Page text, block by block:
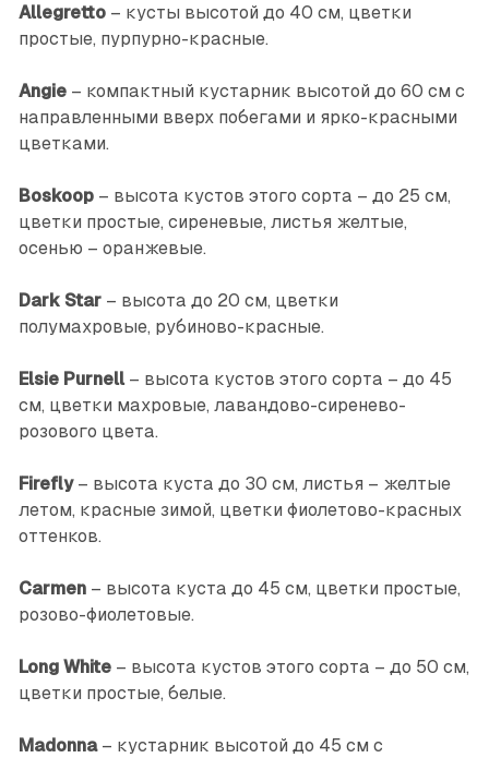
Allegretto– кусты высотой до 40 см, цветки
простые, пурпурно-красные.
Angie– компактный кустарник высотой до 60 см с
направленными вверх побегами и ярко-красными
цветками.
Boskoop– высота кустов этого сорта – до 25 см,
цветки простые, сиреневые, листья желтые,
осенью – оранжевые.
Dark Star– высота до 20 см, цветки
полумахровые, рубиново-красные.
Elsie Purnell– высота кустов этого сорта – до 45
см, цветки махровые, лавандово-сиренево-
розового цвета.
Firefly– высота куста до 30 см, листья – желтые
летом, красные зимой, цветки фиолетово-красных
оттенков.
Carmen– высота куста до 45 см, цветки простые,
розово-фиолетовые.
Long White– высота кустов этого сорта – до 50 см,
цветки простые, белые.
Madonna– кустарник высотой до 45 см с